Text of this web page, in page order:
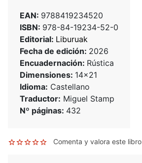
EAN: 9788419234520
ISBN: 978-84-19234-52-0
Editorial: Liburuak
Fecha de edición: 2026
Encuadernación: Rústica
Dimensiones: 14x21
Idioma: Castellano
Traductor: Miguel Stamp
Nº páginas: 432
Comenta y valora este libro